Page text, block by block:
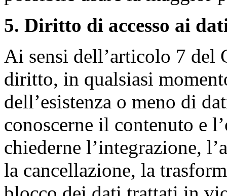
5. Diritto di accesso ai
Ai sensi dell’articolo 7 del
diritto, in qualsiasi
dell’esistenza o meno di
conoscerne il contenuto e
chiederne l’integrazione,
la cancellazione, la